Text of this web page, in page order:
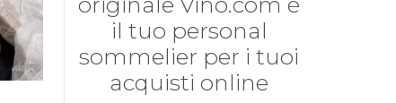
il tuo personal
sommelier per i tuoi
acquisti online